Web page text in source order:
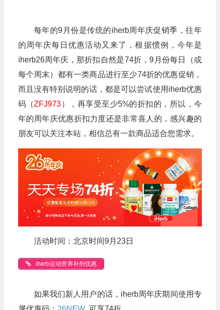
每年的9月份是传统的iherb周年庆促销季，往年
的周年庆每日优惠活动又来了，根据惯例，今年是
iherb26周年庆，那折扣自然是74折，9月份每日（或
每个周末）都有一类商品进行至少74折的优惠促销，
而且没有特别说明的话，都是可以尝试使用iherb优惠
码（ZFJ973），再享受至少5%的折扣的，所以，今
年的周年庆优惠折扣力度还是非常喜人的，感兴趣的
朋友可以关注本站，相信总有一款商品适合您需求。
活动时间：北京时间9月23日
iherb运动营养补剂优惠
如果我们新人用户的话，iherb周年庆期间使用专